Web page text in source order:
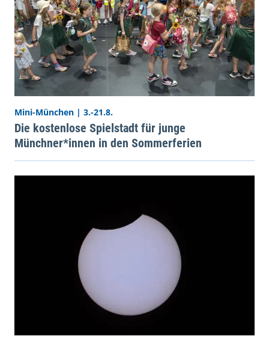
Mini-München | 3.-21.8.
Die kostenlose Spielstadt für junge
Münchner*innen in den Sommerferien